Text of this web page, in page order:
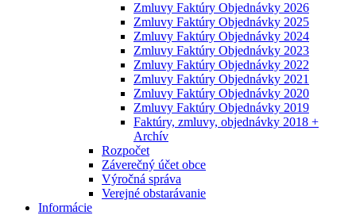
Zmluvy Faktúry Objednávky 2026
Zmluvy Faktúry Objednávky 2025
Zmluvy Faktúry Objednávky 2024
Zmluvy Faktúry Objednávky 2023
Zmluvy Faktúry Objednávky 2022
Zmluvy Faktúry Objednávky 2021
Zmluvy Faktúry Objednávky 2020
Zmluvy Faktúry Objednávky 2019
Faktúry, zmluvy, objednávky 2018 +
Archív
Rozpočet
Záverečný účet obce
Výročná správa
Verejné obstarávanie
Informácie